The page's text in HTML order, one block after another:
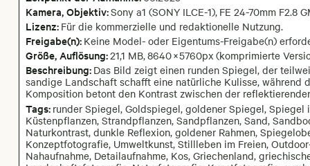
Kamera, Objektiv:Sony a1 (SONY ILCE-1), FE 24-70mm F2.8
Lizenz: Für die kommerzielle und redaktionelle Nutzung.
Freigabe(n): Keine Model- oder Eigentums-Freigabe(n)
Größe, Auflösung:21,1 MB,8640×5760px (komprimierte
Beschreibung: Das Bild zeigt einen runden Spiegel, der
sandige Landschaft schafft eine natürliche Kulisse, während
Komposition betont den Kontrast zwischen der
Tags: runder Spiegel, Goldspiegel, goldener Spiegel,
Küstenpflanzen, Strandpflanzen, Sandpflanzen, Sand,
Naturkontrast, dunkle Reflexion, goldener Rahmen,
Konzeptfotografie, Umweltkunst, Stillleben im Freien,
Nahaufnahme, Detailaufnahme, Kos, Griechenland,